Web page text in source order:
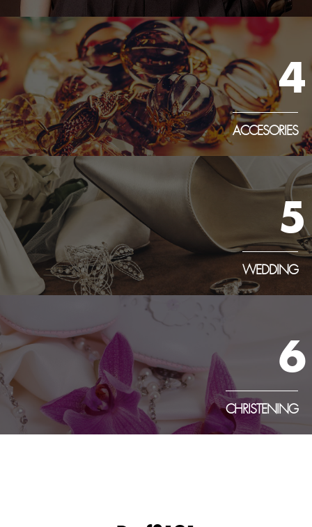
4
ACCESORIES
5
WEDDING
6
CHRISTENING